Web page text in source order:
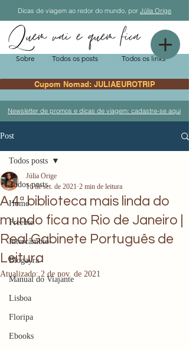
Sobre Todos os posts Todos os links
Cupom Nomad: JULIAEUROTRIP
Dicas de viagem ao redor do mundo, por Júlia Orige
Newsletter de promos e dicas de viagem: cadastre-se aqui
Post
Todos posts
Home
Freebie
Intercâmbio
Blogayra
Manual do Viajante
Lisboa
Floripa
Ebooks
Todos posts
A 4ª biblioteca mais linda do
mundo fica no Rio de Janeiro |
Real Gabinete Português de
Leitura
Júlia Orige
16 de set. de 2021 2 min de leitura
Atualizado:2 de nov. de 2021